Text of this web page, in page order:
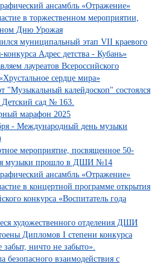
ансамбль «Отражение»
в торжественном мероприятии,
Дню Урожая
муниципальный этап VII краевого
конкурса Адрес детства - Кубань»
лауреатов Всероссийского
сердце мира»
"Музыкальный калейдоскоп" состоялся
сад № 163.
марафон 2025
- Международный день музыки
мероприятие, посвященное 50-
музыки прошло в ДШИ №14
ансамбль «Отражение»
в концертной программе открытия
конкурса «Воспитатель года
художественного отделения ДШИ
Дипломов I степени конкурса
ничто не забыто».
безопасного взаимодействия с